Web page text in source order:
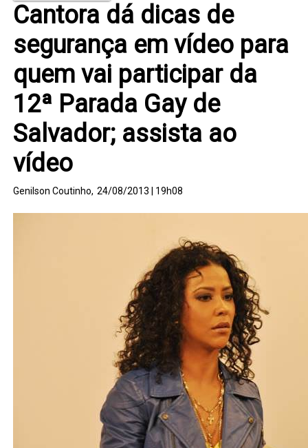
Cantora dá dicas de
segurança em vídeo para
quem vai participar da
12ª Parada Gay de
Salvador; assista ao
vídeo
Genilson Coutinho, 24/08/2013 | 19h08